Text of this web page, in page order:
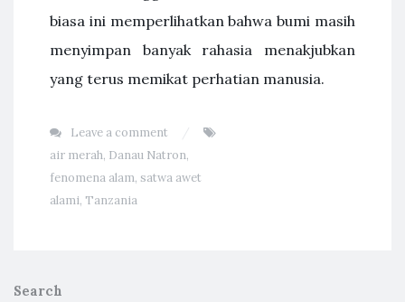
biasa ini memperlihatkan bahwa bumi masih
menyimpan banyak rahasia menakjubkan
yang terus memikat perhatian manusia.
Leave a comment
air merah, Danau Natron,
fenomena alam, satwa awet
alami, Tanzania
Search